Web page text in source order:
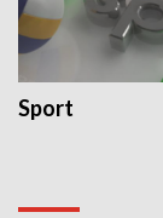
Sport